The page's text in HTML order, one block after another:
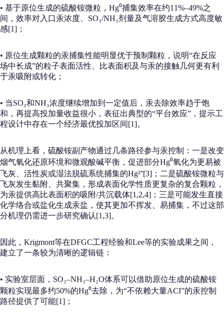
• 基于原位生成的硫酸铵微粒，Hg⁰捕集效率在约11%–49%之
间，效率对入口汞浓度、SO₃/NH₃剂量及气溶胶生成方式高度敏
感[1]；
• 原位生成颗粒的汞捕集性能明显优于预制颗粒，说明“在反应
场中长成”的粒子表面活性、比表面积及与汞的接触几何更有利
于汞吸附或转化；
• 当SO₃和NH₃浓度继续增加到一定值后，汞去除效率趋于饱
和，再提高投加量收益很小，表征出典型的“平台效应”，提示工
程设计中存在一个经济最优投加区间[1]。
从机理上看，硫酸铵副产物通过几条路径参与汞控制：一是改变
烟气氧化还原环境和微观酸碱平衡，促进部分Hg⁰氧化为更易被
飞灰、活性炭或湿法脱硫系统捕集的Hg²⁺[3]；二是硫酸铵微粒与
飞灰发生黏附、共聚集，形成表面化学性质更复杂的复合颗粒，
为汞提供高比表面积的吸附/共沉载体[1,2,4]；三是可能发生直接
化学络合或盐化生成汞盐，使其更加不挥发、易捕集，不过这部
分机理仍需进一步研究确认[1,3]。
因此，Krigmont等在DFGC工程经验和Lee等的实验成果之间，
建立了一条较为清晰的逻辑链：
• 实验室层面，SO₃–NH₃–H₂O体系可以借助原位生成的硫酸铵
颗粒实现最多约50%的Hg⁰去除，为“不依赖大量ACI”的汞控制
路径提供了可能[1]；